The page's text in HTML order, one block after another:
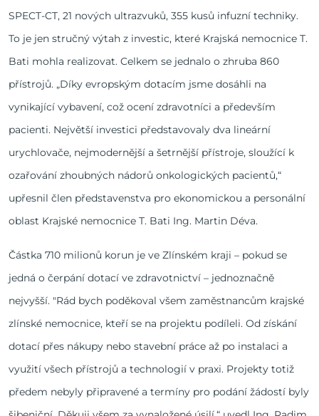
SPECT-CT, 21 nových ultrazvuků, 355 kusů infuzní techniky.
To je jen stručný výtah z investic, které Krajská nemocnice T.
Bati mohla realizovat. Celkem se jednalo o zhruba 860
přístrojů. „Díky evropským dotacím jsme dosáhli na
vynikající vybavení, což ocení zdravotníci a především
pacienti. Největší investici představovaly dva lineární
urychlovače, nejmodernější a šetrnější přístroje, sloužící k
ozařování zhoubných nádorů onkologických pacientů,“
upřesnil člen představenstva pro ekonomickou a personální
oblast Krajské nemocnice T. Bati Ing. Martin Déva.
Částka 710 milionů korun je ve Zlínském kraji – pokud se
jedná o čerpání dotací ve zdravotnictví – jednoznačně
nejvyšší. "Rád bych poděkoval všem zaměstnancům krajské
zlínské nemocnice, kteří se na projektu podíleli. Od získání
dotací přes nákupy nebo stavební práce až po instalaci a
využití všech přístrojů a technologií v praxi. Projekty totiž
předem nebyly připravené a termíny pro podání žádostí byly